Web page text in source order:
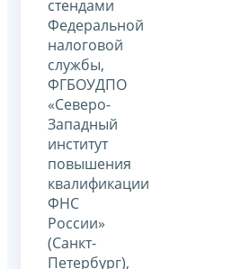
стендами
Федеральной
налоговой
службы,
ФГБОУДПО
«Северо-
Западный
институт
повышения
квалификации
ФНС
России»
(Санкт-
Петербург),